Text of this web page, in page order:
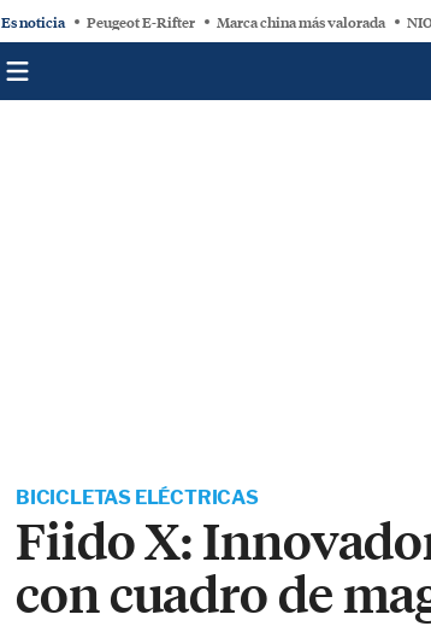
Es noticia Peugeot E-Rifter Marca china más valorada
BICICLETAS ELÉCTRICAS
Fiido X:
con cuadro de